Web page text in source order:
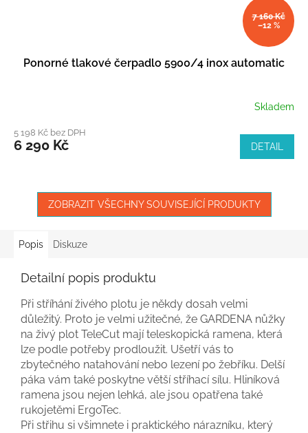
7 160 Kč
–12 %
Ponorné tlakové čerpadlo 5900/4 inox automatic
Skladem
5 198 Kč bez DPH
6 290 Kč DETAIL
ZOBRAZIT VŠECHNY SOUVISEJÍCÍ PRODUKTY
Popis Diskuze
Detailní popis produktu
Při stříhání živého plotu je někdy dosah velmi
důležitý. Proto je velmi užitečné, že GARDENA nůžky
na živý plot TeleCut mají teleskopická ramena, která
lze podle potřeby prodloužit. Ušetří vás to
zbytečného natahování nebo lezení po žebříku. Delší
páka vám také poskytne větší stříhací sílu. Hliníková
ramena jsou nejen lehká, ale jsou opatřena také
rukojetěmi ErgoTec.
Při střihu si všimnete i praktického nárazníku, který